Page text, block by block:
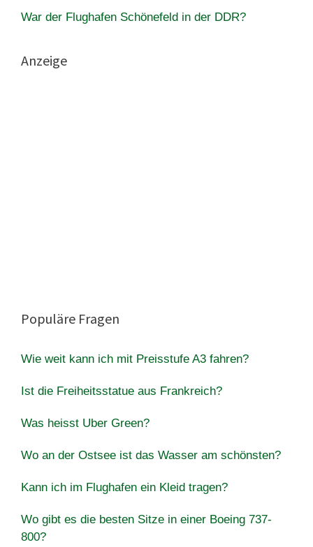
War der Flughafen Schönefeld in der DDR?
Anzeige
Populäre Fragen
Wie weit kann ich mit Preisstufe A3 fahren?
Ist die Freiheitsstatue aus Frankreich?
Was heisst Uber Green?
Wo an der Ostsee ist das Wasser am schönsten?
Kann ich im Flughafen ein Kleid tragen?
Wo gibt es die besten Sitze in einer Boeing 737-
800?